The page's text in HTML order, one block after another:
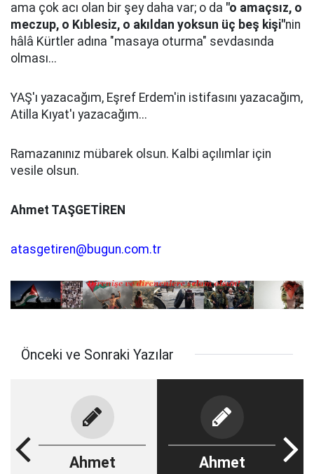
ama çok acı olan bir şey daha var; o da "o amaçsız, o
meczup, o Kıblesiz, o akıldan yoksun üç beş kişi"nin
hâlâ Kürtler adına "masaya oturma" sevdasında
olması...
YAŞ'ı yazacağım, Eşref Erdem'in istifasını yazacağım,
Atilla Kıyat'ı yazacağım...
Ramazanınız mübarek olsun. Kalbi açılımlar için
vesile olsun.
Ahmet TAŞGETİREN
atasgetiren@bugun.com.tr
Önceki ve Sonraki Yazılar
Ahmet
Ahmet